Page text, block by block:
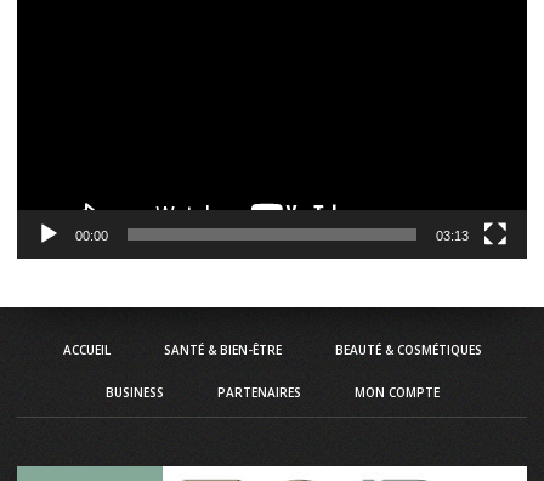
00:00 03:13
ACCUEIL SANTÉ & BIEN-ÊTRE BEAUTÉ & COSMÉTIQUES
BUSINESS PARTENAIRES MON COMPTE